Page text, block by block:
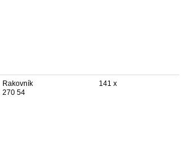
Rakovník
270 54
141 x